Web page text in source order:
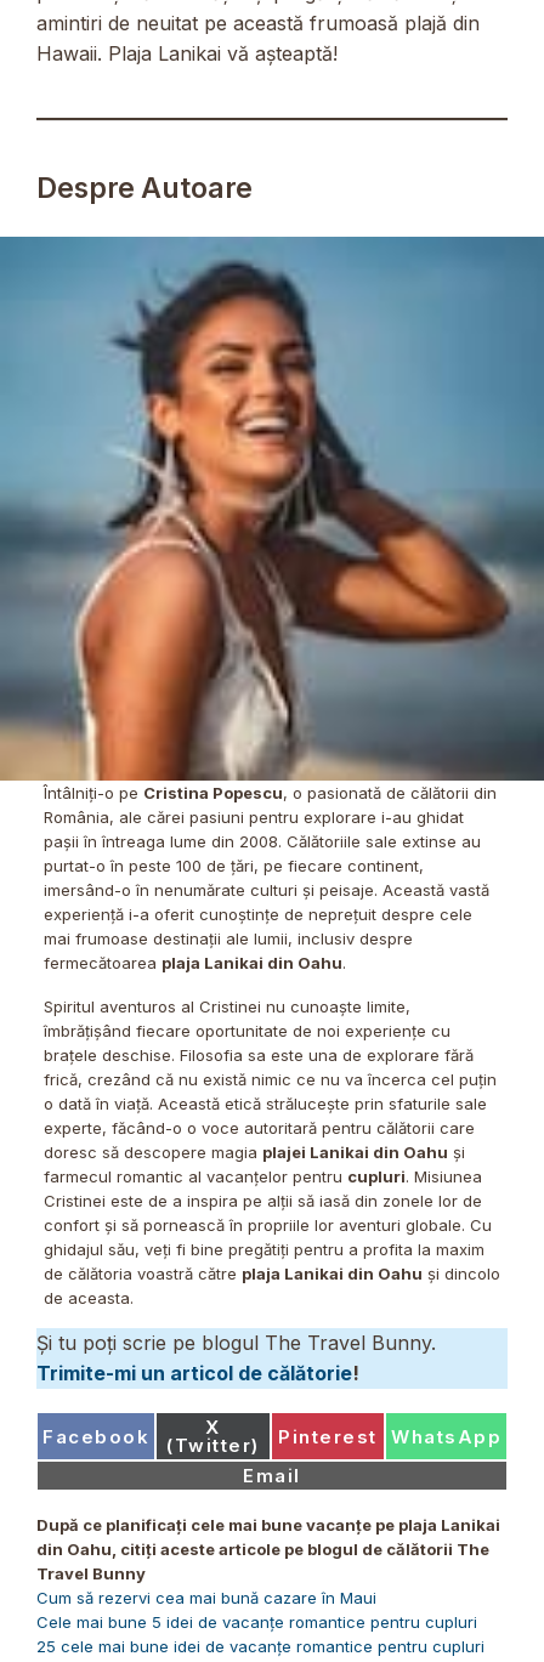
amintiri de neuitat pe această frumoasă plajă din
Hawaii. Plaja Lanikai vă așteaptă!
Despre Autoare
Întâlniți-o pe Cristina Popescu, o pasionată de călătorii din
România, ale cărei pasiuni pentru explorare i-au ghidat
pașii în întreaga lume din 2008. Călătoriile sale extinse au
purtat-o în peste 100 de țări, pe fiecare continent,
imersând-o în nenumărate culturi și peisaje. Această vastă
experiență i-a oferit cunoștințe de neprețuit despre cele
mai frumoase destinații ale lumii, inclusiv despre
fermecătoarea plaja Lanikai din Oahu.
Spiritul aventuros al Cristinei nu cunoaște limite,
îmbrățișând fiecare oportunitate de noi experiențe cu
brațele deschise. Filosofia sa este una de explorare fără
frică, crezând că nu există nimic ce nu va încerca cel puțin
o dată în viață. Această etică strălucește prin sfaturile sale
experte, făcând-o o voce autoritară pentru călătorii care
doresc să descopere magia plajei Lanikai din Oahu și
farmecul romantic al vacanțelor pentru cupluri. Misiunea
Cristinei este de a inspira pe alții să iasă din zonele lor de
confort și să pornească în propriile lor aventuri globale. Cu
ghidajul său, veți fi bine pregătiți pentru a profita la maxim
de călătoria voastră către plaja Lanikai din Oahu și dincolo
de aceasta.
Și tu poți scrie pe blogul The Travel Bunny.
Trimite-mi un articol de călătorie!
Share
on
Facebook Share
on
X
(Twitter) Share
on
Pinterest Share
on
WhatsApp
Share
on
Email
După ce planificați cele mai bune vacanțe pe plaja Lanikai
din Oahu, citiți aceste articole pe blogul de călătorii The
Travel Bunny
Cum să rezervi cea mai bună cazare în Maui
Cele mai bune 5 idei de vacanțe romantice pentru cupluri
25 cele mai bune idei de vacanțe romantice pentru cupluri